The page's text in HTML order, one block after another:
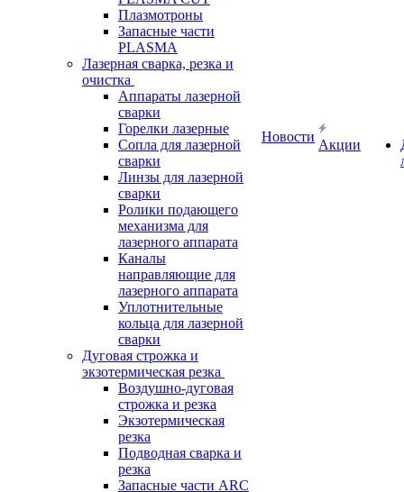
Плазмотроны
Запасные части
PLASMA
Лазерная сварка, резка и
очистка
Аппараты лазерной
сварки
Горелки лазерные
Сопла для лазерной
сварки
Линзы для лазерной
сварки
Ролики подающего
механизма для
лазерного аппарата
Каналы
направляющие для
лазерного аппарата
Уплотнительные
кольца для лазерной
сварки
Дуговая строжка и
экзотермическая резка
Воздушно-дуговая
строжка и резка
Экзотермическая
резка
Подводная сварка и
резка
Запасные части ARC
Новости
Акции